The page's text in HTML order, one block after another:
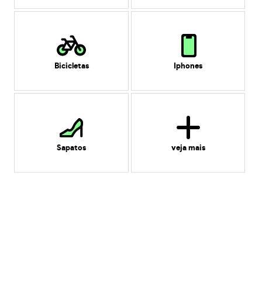
Bicicletas Iphones
Sapatos veja mais